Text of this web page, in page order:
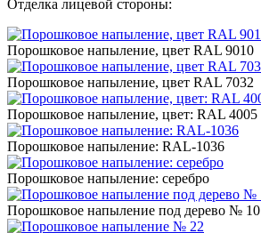
Отделка лицевой стороны:
Порошковое напыление, цвет RAL 9010
Порошковое напыление, цвет RAL 7032
Порошковое напыление, цвет: RAL 4005
Порошковое напыление: RAL-1036
Порошковое напыление: серебро
Порошковое напыление под дерево № 10